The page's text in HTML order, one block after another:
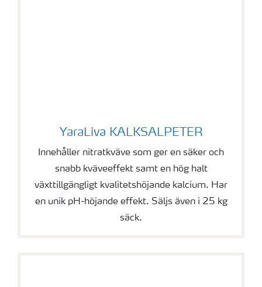
YaraLiva KALKSALPETER
Innehåller nitratkväve som ger en säker och
snabb kväveeffekt samt en hög halt
växttillgängligt kvalitetshöjande kalcium. Har
en unik pH-höjande effekt. Säljs även i 25 kg
säck.